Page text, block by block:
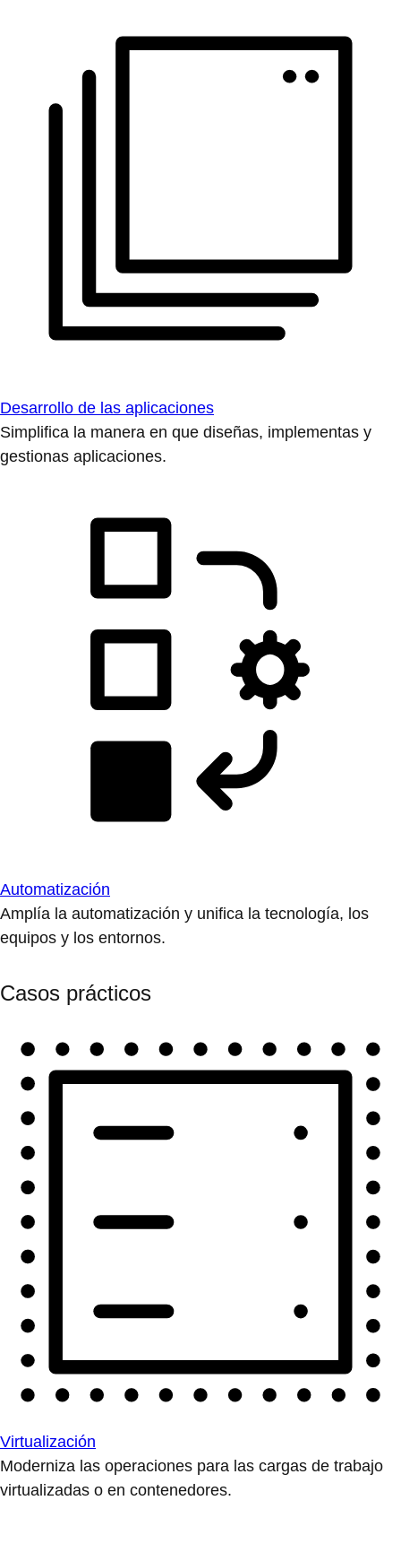
Desarrollo de las aplicaciones
Simplifica la manera en que diseñas, implementas y
gestionas aplicaciones.
Automatización
Amplía la automatización y unifica la tecnología, los
equipos y los entornos.
Casos prácticos
Virtualización
Moderniza las operaciones para las cargas de trabajo
virtualizadas o en contenedores.